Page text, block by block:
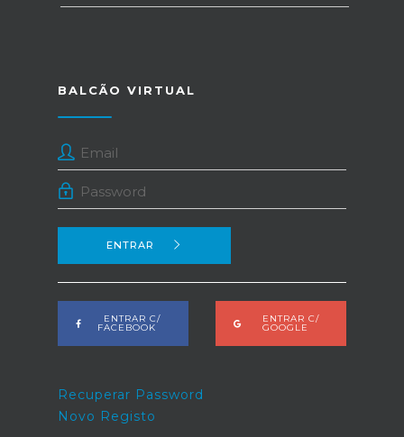
BALCÃO VIRTUAL
ENTRAR
ENTRAR C/
FACEBOOK
ENTRAR C/
GOOGLE
Recuperar Password
Novo Registo